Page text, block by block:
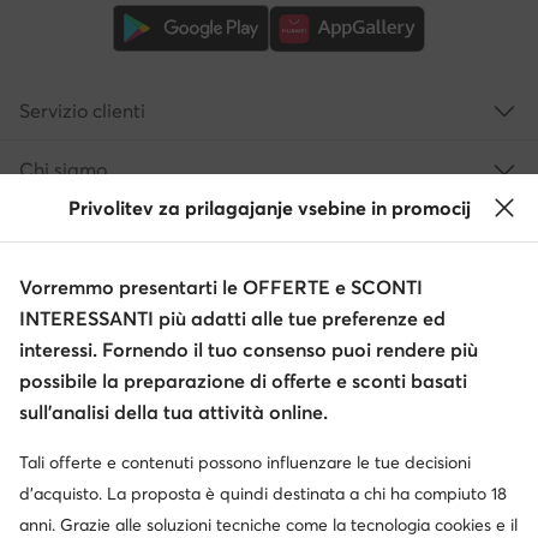
Cambia paese: Italia (IT)
Servizio clienti
Chi siamo
Privolitev za prilagajanje vsebine in promocij
Vorremmo presentarti le OFFERTE e SCONTI
INTERESSANTI più adatti alle tue preferenze ed
interessi. Fornendo il tuo consenso puoi rendere più
possibile la preparazione di offerte e sconti basati
sull’analisi della tua attività online.
Tali offerte e contenuti possono influenzare le tue decisioni
d’acquisto. La proposta è quindi destinata a chi ha compiuto 18
anni. Grazie alle soluzioni tecniche come la tecnologia cookies e il